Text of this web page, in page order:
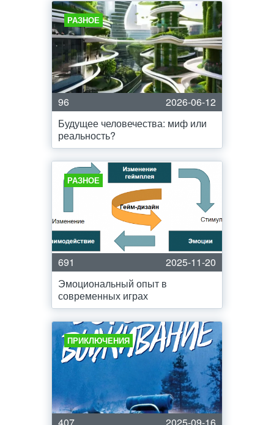
РАЗНОЕ
96
2026-06-12
Будущее человечества: миф или
реальность?
РАЗНОЕ
691
2025-11-20
Эмоциональный опыт в
современных играх
ПРИКЛЮЧЕНИЯ